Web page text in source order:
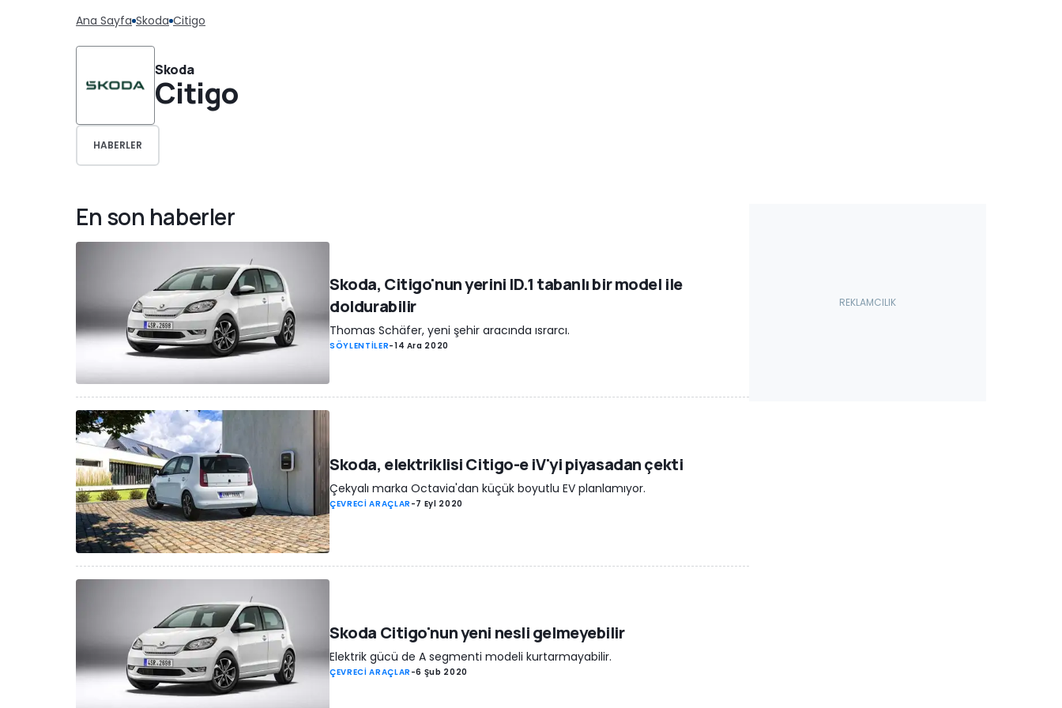
Ana Sayfa Skoda Citigo
Skoda
Citigo
HABERLER
En son haberler
Skoda, Citigo'nun yerini ID.1 tabanlı bir model ile
doldurabilir
Thomas Schäfer, yeni şehir aracında ısrarcı.
SÖYLENTİLER-14 Ara 2020
Skoda, elektriklisi Citigo-e iV'yi piyasadan çekti
Çekyalı marka Octavia'dan küçük boyutlu EV planlamıyor.
ÇEVRECİ ARAÇLAR -7 Eyl 2020
Skoda Citigo'nun yeni nesli gelmeyebilir
Elektrik gücü de A segmenti modeli kurtarmayabilir.
ÇEVRECİ ARAÇLAR -6 Şub 2020